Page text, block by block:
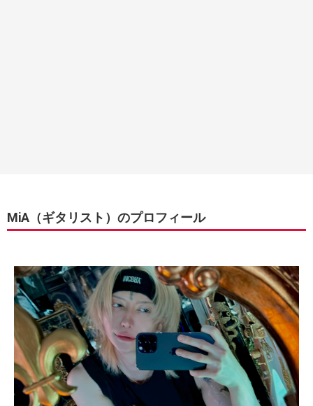
MiA（ギタリスト）のプロフィール